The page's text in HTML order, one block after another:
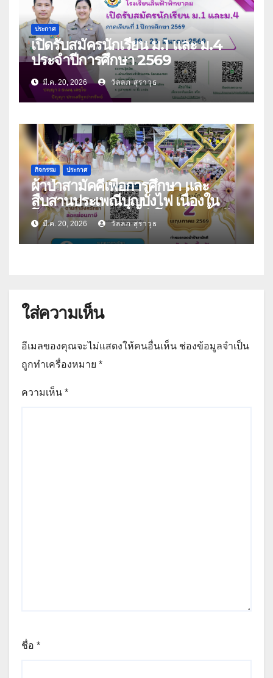
ประกาศ
เปิดรับสมัครนักเรียน ม.1 และ ม.4
ประจำปีการศึกษา 2569
มี.ค. 20, 2026 วัลลภ สุราวุธ
กิจกรรม ประกาศ
ผ้าป่าสามัคคีเพื่อการศึกษา และ
สืบสานประเพณีบุญบั้งไฟ เนื่องใน
โอกาสครบรอบ 32 ปี โรงเรียนลิ้นฟ้า
พิทยาคม
มี.ค. 20, 2026 วัลลภ สุราวุธ
ใส่ความเห็น
อีเมลของคุณจะไม่แสดงให้คนอื่นเห็น ช่องข้อมูลจำเป็น
ถูกทำเครื่องหมาย *
ความเห็น *
ชื่อ *